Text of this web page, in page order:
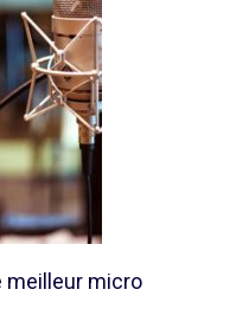
meilleur micro